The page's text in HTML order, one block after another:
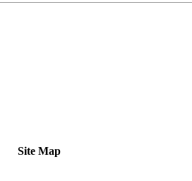
Site Map